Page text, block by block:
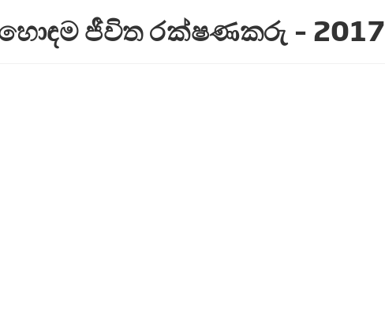
හොඳම ජීවිත රක්ෂණකරු – 2017